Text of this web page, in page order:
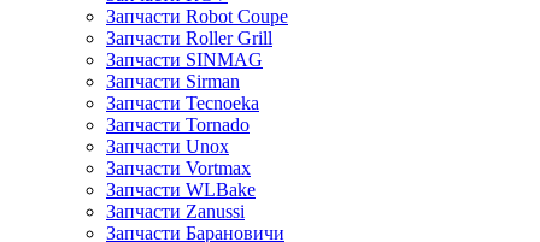
Запчасти Robot Coupe
Запчасти Roller Grill
Запчасти SINMAG
Запчасти Sirman
Запчасти Tecnoeka
Запчасти Tornado
Запчасти Unox
Запчасти Vortmax
Запчасти WLBake
Запчасти Zanussi
Запчасти Барановичи